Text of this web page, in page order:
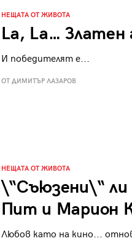
НЕЩАТА ОТ ЖИВОТА
La, La… Златен
И победителят е...
ОТ ДИМИТЪР ЛАЗАРОВ
НЕЩАТА ОТ ЖИВОТА
\“Съюзени\“ ли
Пит и Марион
Любов като на кино...